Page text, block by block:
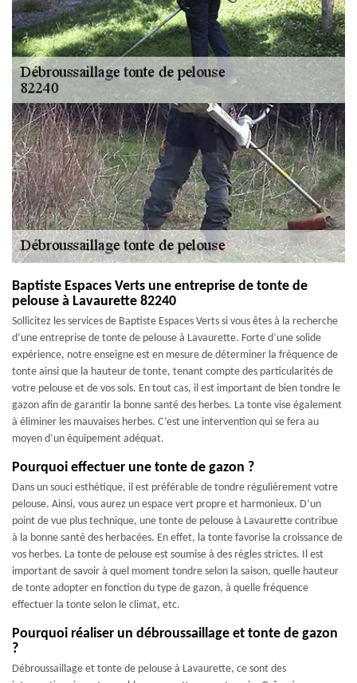
Baptiste Espaces Verts une entreprise de tonte de
pelouse à Lavaurette 82240
Sollicitez les services de Baptiste Espaces Verts si vous êtes à la recherche
d’une entreprise de tonte de pelouse à Lavaurette. Forte d’une solide
expérience, notre enseigne est en mesure de déterminer la fréquence de
tonte ainsi que la hauteur de tonte, tenant compte des particularités de
votre pelouse et de vos sols. En tout cas, il est important de bien tondre le
gazon afin de garantir la bonne santé des herbes. La tonte vise également
à éliminer les mauvaises herbes. C’est une intervention qui se fera au
moyen d’un équipement adéquat.
Pourquoi effectuer une tonte de gazon ?
Dans un souci esthétique, il est préférable de tondre régulièrement votre
pelouse. Ainsi, vous aurez un espace vert propre et harmonieux. D’un
point de vue plus technique, une tonte de pelouse à Lavaurette contribue
à la bonne santé des herbacées. En effet, la tonte favorise la croissance de
vos herbes. La tonte de pelouse est soumise à des règles strictes. Il est
important de savoir à quel moment tondre selon la saison, quelle hauteur
de tonte adopter en fonction du type de gazon, à quelle fréquence
effectuer la tonte selon le climat, etc.
Pourquoi réaliser un débroussaillage et tonte de gazon
?
Débroussaillage et tonte de pelouse à Lavaurette, ce sont des